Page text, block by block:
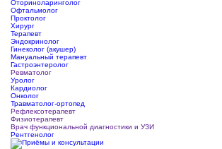
Оториноларинголог
Офтальмолог
Проктолог
Хирург
Терапевт
Эндокринолог
Гинеколог (акушер)
Мануальный терапевт
Гастроэнтеролог
Ревматолог
Уролог
Кардиолог
Онколог
Травматолог-ортопед
Рефлексотерапевт
Физиотерапевт
Врач функциональной диагностики и УЗИ
Рентгенолог